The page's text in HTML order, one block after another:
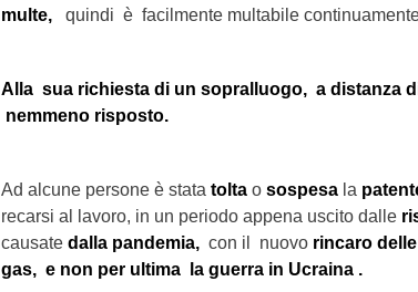
multe, quindi è facilmente multabile
Alla sua richiesta di un sopralluogo, a distanza
nemmeno risposto.
Ad alcune persone è stata tolta o sospesa la
recarsi al lavoro, in un periodo appena uscito dalle
causate dalla pandemia, con il nuovo rincaro
gas, e non per ultima la guerra in Ucraina .